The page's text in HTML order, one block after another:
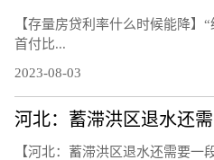
【存量房贷利率什么时候能降】
首付比...
2023-08-03
【河北：蓄滞洪区退水还需要一